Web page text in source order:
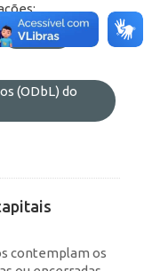
OData
(ODbL) do
contemplam os